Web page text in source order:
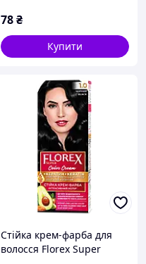
78₴
Купити
Стійка крем-фарба для
волосся Florex Super